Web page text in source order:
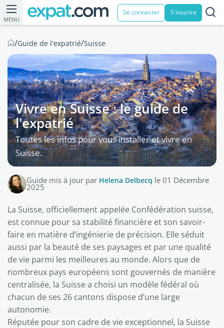
MENU
Se connecter S'inscrire
/Guide de l'expatrié/Suisse
Vivre en Suisse : le guide de
l'expatrié
Toutes les infos pour vous installer et vivre en
Suisse.
Guide mis à jour par Helena Delbecq le 01 Décembre
2025
La Suisse, officiellement appelée Confédération suisse,
est connue pour sa stabilité financière et son savoir-
faire en matière d’ingénierie de précision. Elle séduit
aussi par la beauté de ses paysages et par une qualité
de vie parmi les meilleures au monde. Alors que de
nombreux pays européens sont gouvernés de manière
centralisée, la Suisse a choisi un modèle fédéral où
chacun de ses 26 cantons dispose d’une large
autonomie.
Réputée pour son cadre de vie exceptionnel, la Suisse